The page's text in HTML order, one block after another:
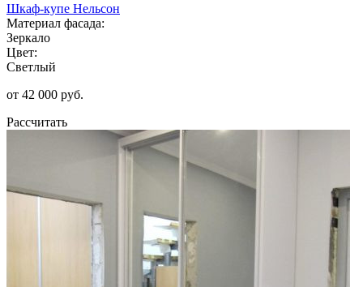
Шкаф-купе Нельсон
Материал фасада:
Зеркало
Цвет:
Светлый
от 42 000 руб.
Рассчитать